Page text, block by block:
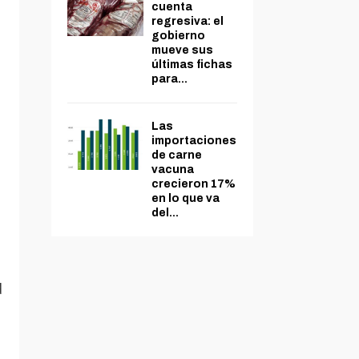
cuenta
regresiva: el
gobierno
mueve sus
últimas fichas
para...
Las
importaciones
de carne
vacuna
crecieron 17%
en lo que va
del...